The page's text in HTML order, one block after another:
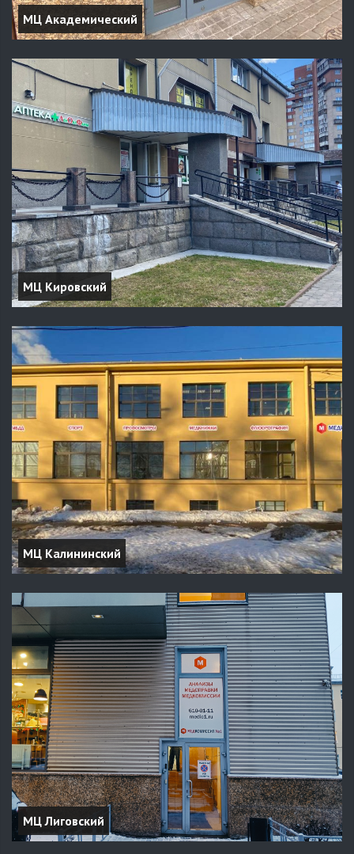
МЦ Академический
МЦ Кировский
МЦ Калининский
МЦ Лиговский